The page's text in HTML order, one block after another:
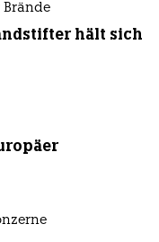
Brände
hält sich